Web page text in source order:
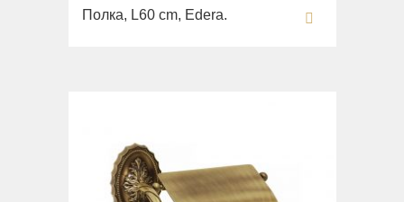
Полка, L60 cm, Edera.